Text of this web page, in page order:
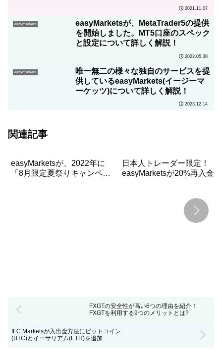
2021.11.07
easymarkets
easyMarketsが、MetaTrader5の提供
を開始しました。MT5口座のスペック
と設定について詳しく解説！
2022.05.30
easymarkets
唯一無二の様々な独自のサービスを提
供しているeasyMarkets(イージーマ
ーケッツ)について詳しく解説！
2023.12.14
関連記事
easyMarketsが、2022年に
「8月限定夏祭りキャンペー
日本人トレーダー限定！
easyMarketsが20%再入金ボ
FXGTの安全性が高い6つの理由を紹介！
FXGTを利用する9つのメリットとは?
IFC Marketsが入出金方法にビットコイン
(BTC)とイーサリアム(ETH)を追加